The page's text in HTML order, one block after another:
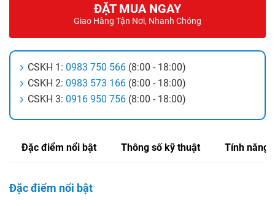
ĐẶT MUA NGAY
Giao Hàng Tận Nơi, Nhanh Chóng
CSKH 1: 0983 750 566 (8:00 - 18:00)
CSKH 2: 0983 573 166 (8:00 - 18:00)
CSKH 3: 0916 950 756 (8:00 - 18:00)
Đặc điểm nổi bật Thông số kỹ thuật Tính năng
Đặc điểm nổi bật